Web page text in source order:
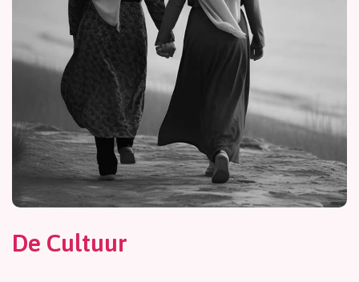
De Cultuur